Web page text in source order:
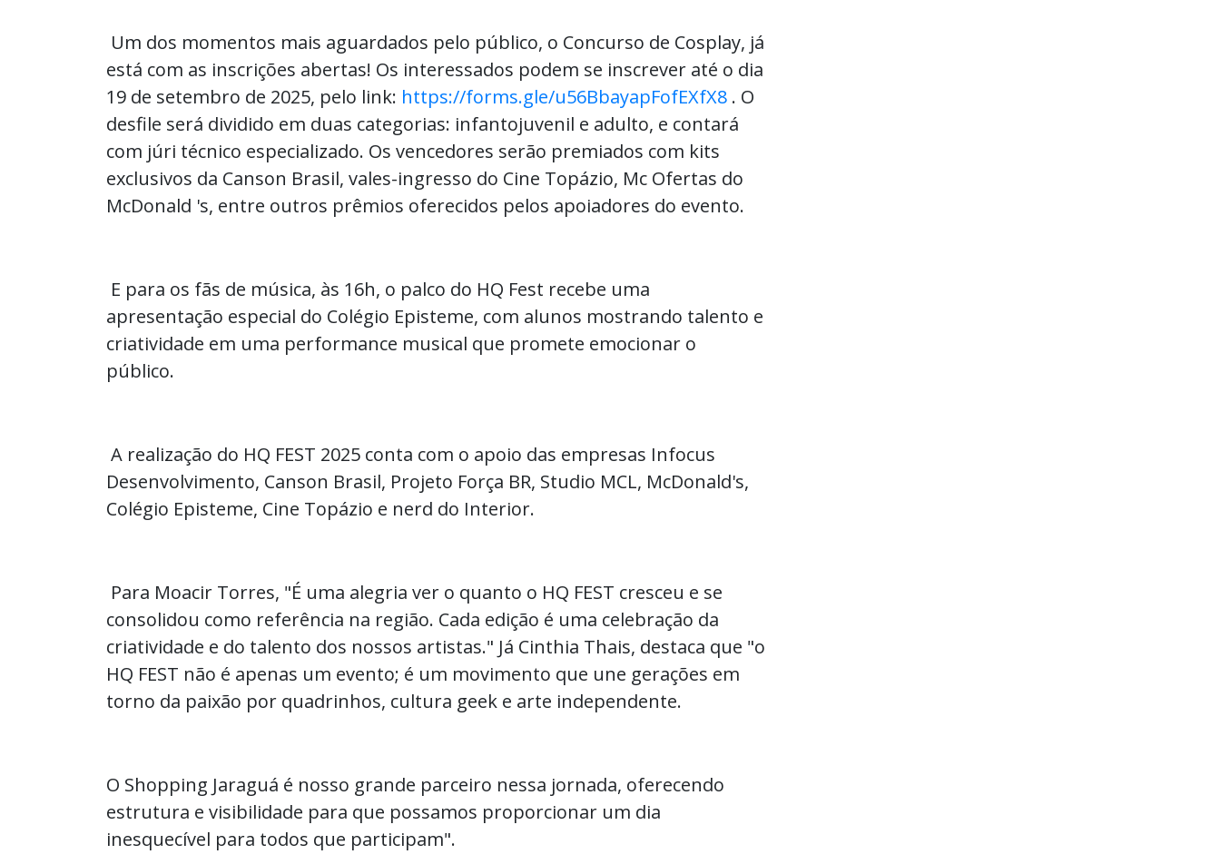
Um dos momentos mais aguardados pelo público, o Concurso de Cosplay, já
está com as inscrições abertas! Os interessados podem se inscrever até o dia
19 de setembro de 2025, pelo link: https://forms.gle/u56BbayapFofEXfX8 . O
desfile será dividido em duas categorias: infantojuvenil e adulto, e contará
com júri técnico especializado. Os vencedores serão premiados com kits
exclusivos da Canson Brasil, vales-ingresso do Cine Topázio, Mc Ofertas do
McDonald 's, entre outros prêmios oferecidos pelos apoiadores do evento.
E para os fãs de música, às 16h, o palco do HQ Fest recebe uma
apresentação especial do Colégio Episteme, com alunos mostrando talento e
criatividade em uma performance musical que promete emocionar o
público.
A realização do HQ FEST 2025 conta com o apoio das empresas Infocus
Desenvolvimento, Canson Brasil, Projeto Força BR, Studio MCL, McDonald's,
Colégio Episteme, Cine Topázio e nerd do Interior.
Para Moacir Torres, "É uma alegria ver o quanto o HQ FEST cresceu e se
consolidou como referência na região. Cada edição é uma celebração da
criatividade e do talento dos nossos artistas." Já Cinthia Thais, destaca que "o
HQ FEST não é apenas um evento; é um movimento que une gerações em
torno da paixão por quadrinhos, cultura geek e arte independente.
O Shopping Jaraguá é nosso grande parceiro nessa jornada, oferecendo
estrutura e visibilidade para que possamos proporcionar um dia
inesquecível para todos que participam".